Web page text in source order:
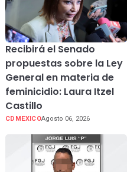
Recibirá el Senado
propuestas sobre la Ley
General en materia de
feminicidio: Laura Itzel
Castillo
CDMEXICOAgosto 06, 2026